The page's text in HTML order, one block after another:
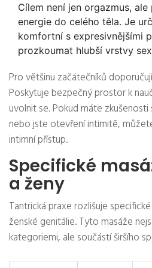
Cílem není jen orgazmus,
energie do celého těla. Je
komfortní s expresivnějšími
prozkoumat hlubší vrstvy
Pro většinu začátečníků
Poskytuje bezpečný prostor k
uvolnit se. Pokud máte
nebo jste otevření intimitě,
intimní přístup.
Specifické
a ženy
Tantrická praxe rozlišuje
ženské genitálie. Tyto masáže
kategoriemi, ale součástí širšího